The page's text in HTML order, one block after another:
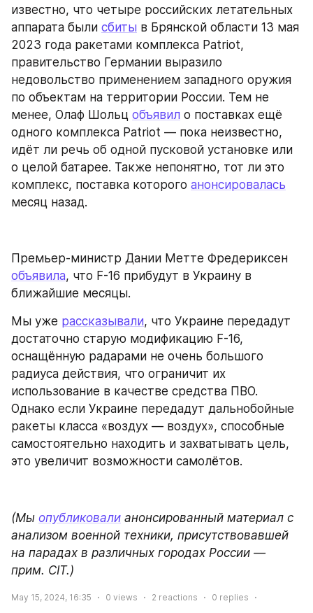
известно, что четыре российских летательных
аппарата были сбиты в Брянской области 13 мая
2023 года ракетами комплекса Patriot,
правительство Германии выразило
недовольство применением западного оружия
по объектам на территории России. Тем не
менее, Олаф Шольц объявил о поставках ещё
одного комплекса Patriot — пока неизвестно,
идёт ли речь об одной пусковой установке или
о целой батарее. Также непонятно, тот ли это
комплекс, поставка которого анонсировалась
месяц назад.
объявила, что F-16 прибудут в Украину в
ближайшие месяцы.
Мы уже рассказывали, что Украине передадут
достаточно старую модификацию F-16,
оснащённую радарами не очень большого
радиуса действия, что ограничит их
использование в качестве средства ПВО.
Однако если Украине передадут дальнобойные
ракеты класса «воздух — воздух», способные
самостоятельно находить и захватывать цель,
это увеличит возможности самолётов.
(Мы опубликовали анонсированный материал с
анализом военной техники, присутствовавшей
на парадах в различных городах России —
прим. СIT.)
May 15, 2024, 16:35 0 views 2 reactions 0 replies